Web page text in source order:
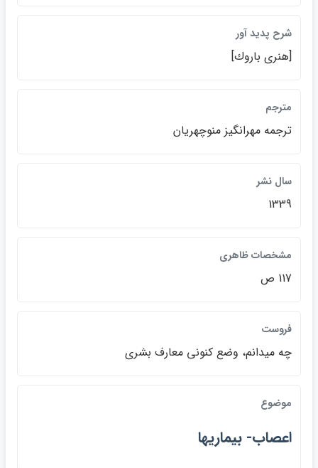
شرح پديد آور
[هنري باروك]
مترجم
ترجمه مهرانگيز منوچهريان
سال نشر
1339
مشخصات ظاهري
117 ص
فروست
چه ميدانم، وضع كنوني معارف بشري
موضوع
اعصاب- بيماريها